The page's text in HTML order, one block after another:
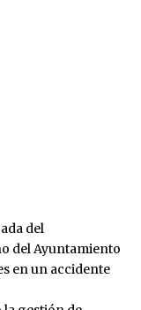
del
del Ayuntamiento
en un accidente